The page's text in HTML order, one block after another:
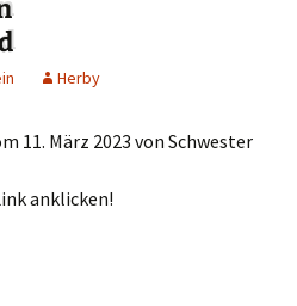
Herby
11. März 2023 von Schwester
anklicken!
Hiltrud